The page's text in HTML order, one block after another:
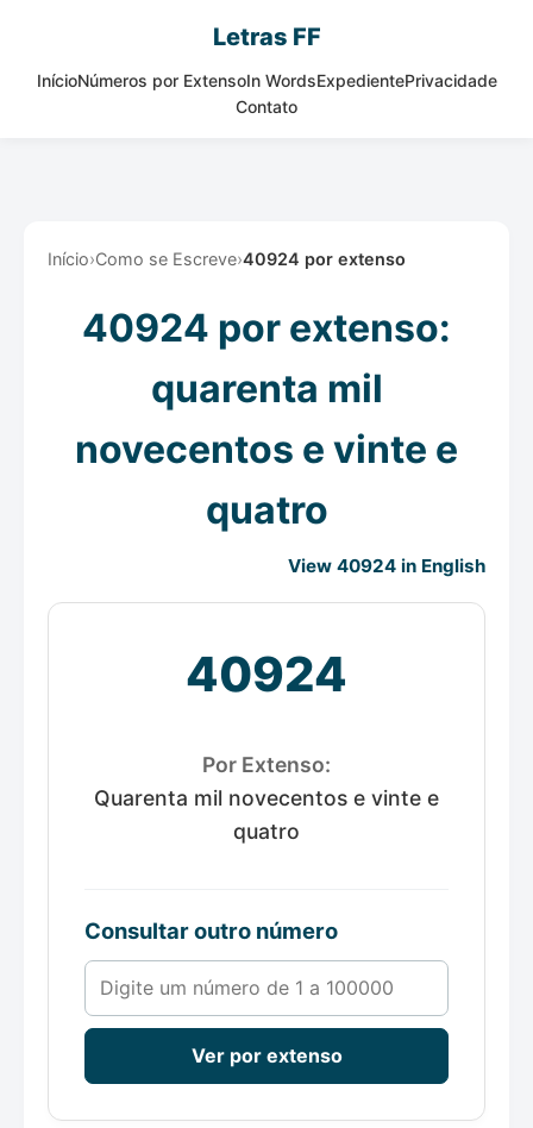
Letras FF
InícioNúmeros por ExtensoIn WordsExpedientePrivacidade
Contato
Início›Como se Escreve›40924 por extenso
40924 por extenso:
quarenta mil
novecentos e vinte e
quatro
View 40924 in English
40924
Por Extenso:
Quarenta mil novecentos e vinte e
quatro
Consultar outro número
Número de 1 a 100000
Ver por extenso